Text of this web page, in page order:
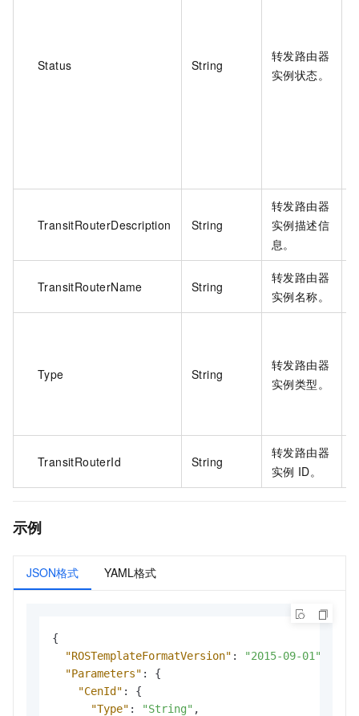
Status String
转发路由器
实例状态。
TransitRouterDescription String
转发路由器
实例描述信
息。
TransitRouterName String
转发路由器
实例名称。
Type String
转发路由器
实例类型。
TransitRouterId String
转发路由器
实例 ID。
示例
JSON格式 YAML格式
{
"ROSTemplateFormatVersion" : "2015-09-01"
"Parameters" :
{
"CenId" :
{
"Type" : "String" ,